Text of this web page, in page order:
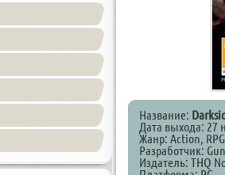
Название:
Дата выхода: 27
Жанр: Action,
Разработчик:
Издатель: THQ